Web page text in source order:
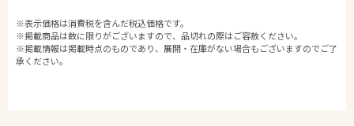
※表示価格は消費税を含んだ税込価格です。
※掲載商品は数に限りがございますので、品切れの際はご容赦ください。
※掲載情報は掲載時点のものであり、展開・在庫がない場合もございますのでご了
承ください。